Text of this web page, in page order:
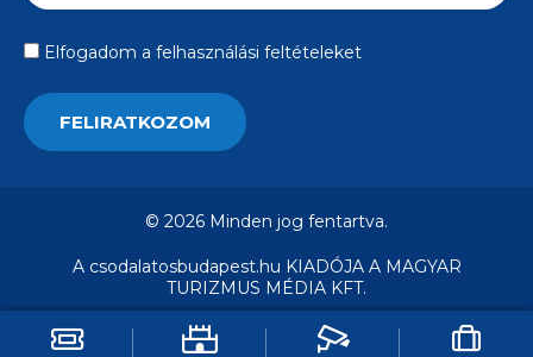
Elfogadom a felhasználási feltételeket
© 2026 Minden jog fentartva.
A csodalatosbudapest.hu KIADÓJA A MAGYAR
TURIZMUS MÉDIA KFT.